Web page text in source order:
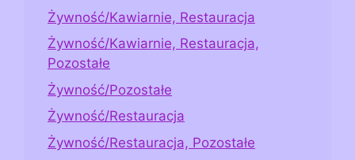
Żywność/Kawiarnie, Restauracja
Żywność/Kawiarnie, Restauracja,
Pozostałe
Żywność/Pozostałe
Żywność/Restauracja
Żywność/Restauracja, Pozostałe